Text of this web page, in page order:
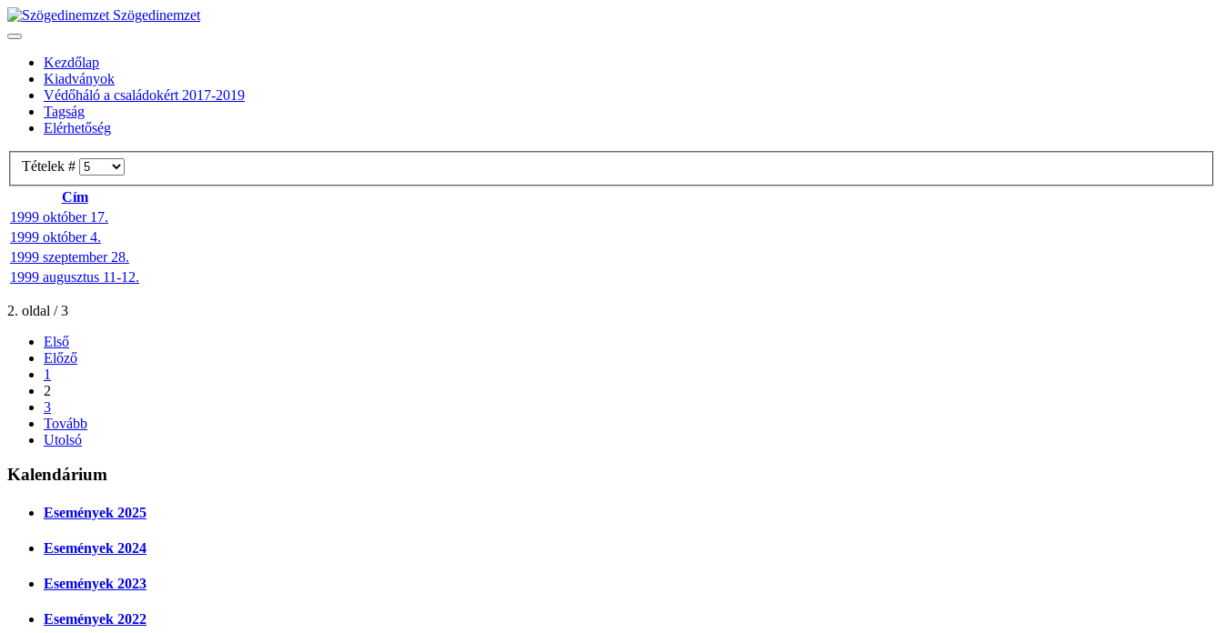
Szögedinemzet
Kezdőlap
Kiadványok
Védőháló a családokért 2017-2019
Tagság
Elérhetőség
Tételek #
Cím
1999 október 17.
1999 október 4.
1999 szeptember 28.
1999 augusztus 11-12.
2. oldal / 3
Első
Előző
1
2
3
Tovább
Utolsó
Kalendárium
Események 2025
Események 2024
Események 2023
Események 2022